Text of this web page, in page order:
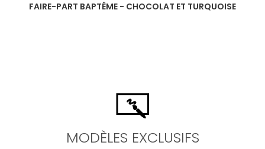
FAIRE-PART BAPTÊME - CHOCOLAT ET TURQUOISE
MODÈLES EXCLUSIFS